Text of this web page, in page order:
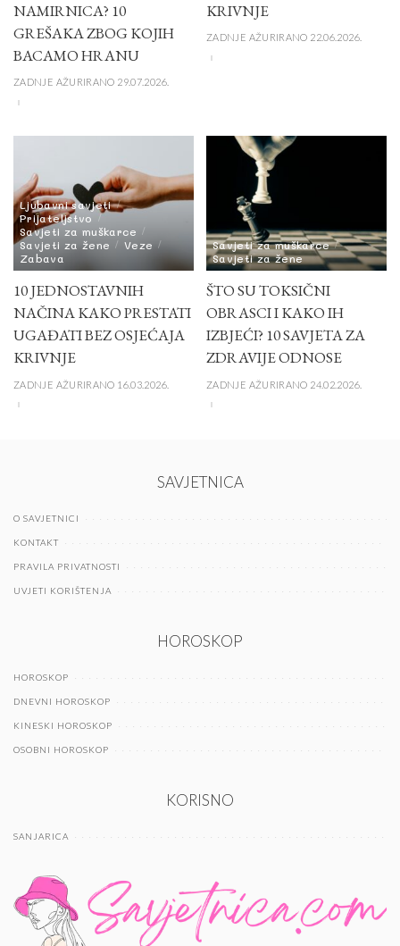
NAMIRNICA? 10
GREŠAKA ZBOG KOJIH
BACAMO HRANU
ZADNJE AŽURIRANO 29.07.2026.
KRIVNJE
ZADNJE AŽURIRANO 22.06.2026.
Ljubavni savjeti
Prijateljstvo
Savjeti za muškarce
Savjeti za žene
Veze
Zabava
10 JEDNOSTAVNIH
NAČINA KAKO PRESTATI
UGAĐATI BEZ OSJEĆAJA
KRIVNJE
ZADNJE AŽURIRANO 16.03.2026.
Savjeti za muškarce
Savjeti za žene
ŠTO SU TOKSIČNI
OBRASCI I KAKO IH
IZBJEĆI? 10 SAVJETA ZA
ZDRAVIJE ODNOSE
ZADNJE AŽURIRANO 24.02.2026.
SAVJETNICA
O SAVJETNICI
KONTAKT
PRAVILA PRIVATNOSTI
UVJETI KORIŠTENJA
HOROSKOP
HOROSKOP
DNEVNI HOROSKOP
KINESKI HOROSKOP
OSOBNI HOROSKOP
KORISNO
SANJARICA